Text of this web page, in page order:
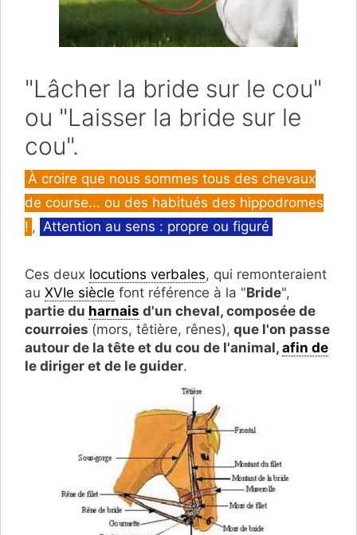
"Lâcher la bride sur le cou"
ou "Laisser la bride sur le
cou".
Catégories
À croire que nous sommes tous des chevaux
de course... ou des habitués des hippodromes
! , Attention au sens : propre ou figuré
Ces deux locutions verbales, qui remonteraient
au XVIe siècle font référence à la "Bride",
partie du harnais d'un cheval, composée de
courroies (mors, têtière, rênes), que l'on passe
autour de la tête et du cou de l'animal, afin de
le diriger et de le guider.